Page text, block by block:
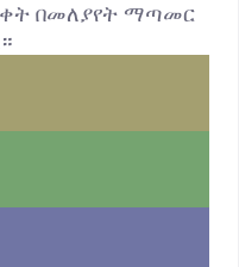
በመለያየት ማጣመር